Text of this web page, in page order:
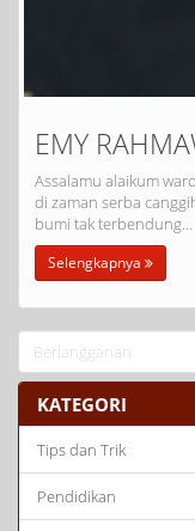
EMY
Assalamu alaikum
di zaman serba
bumi tak terbendung…
Selengkapnya
KATEGORI
Tips dan Trik
Pendidikan